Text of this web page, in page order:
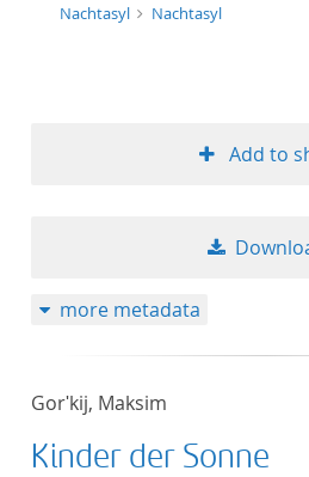
Nachtasyl
Nachtasyl
Add to
more metadata
Gorʹkij, Maksim
Kinder der Sonne